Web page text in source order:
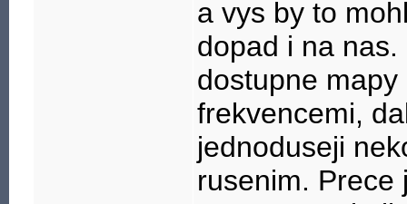
a vys by to
dopad i na
dostupne
frekvencemi,
jednoduseji
rusenim. Prece